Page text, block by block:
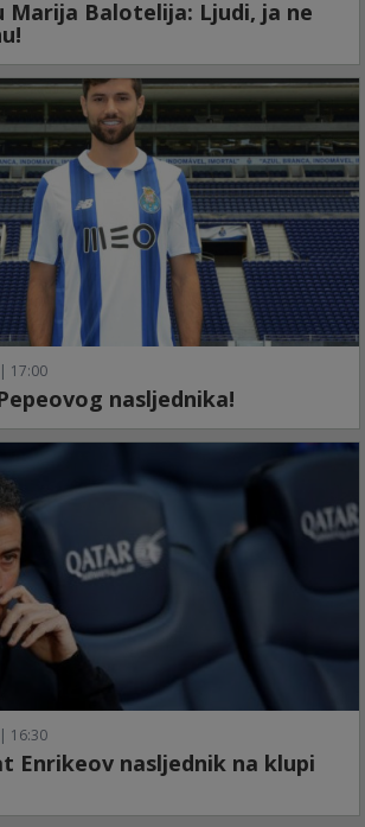
Balotelija: Ljudi, ja ne
17:00
nasljednika!
16:30
Enrikeov nasljednik na klupi